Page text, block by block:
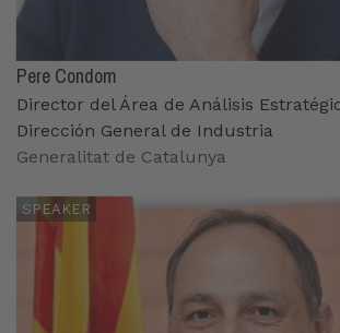
Pere Condom
Director del Área de Análisis
Dirección General de Industria
Generalitat de Catalunya
SPEAKER